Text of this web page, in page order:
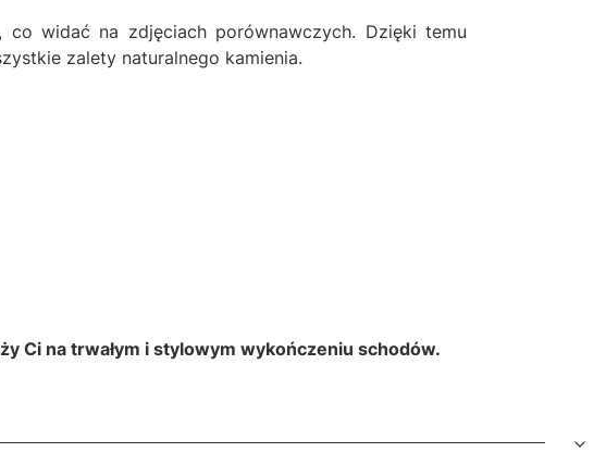
widać na zdjęciach porównawczych. Dzięki temu
zalety naturalnego kamienia.
Ci na trwałym i stylowym wykończeniu schodów.